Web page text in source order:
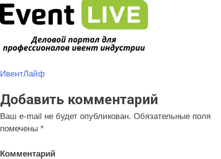
Навигация
по
записям
ИвентЛайф
Добавить комментарий
Ваш e-mail не будет опубликован. Обязательные поля
помечены *
Комментарий